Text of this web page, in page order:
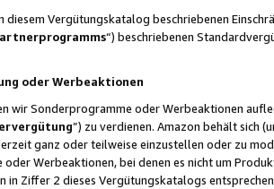
diesem Vergütungskatalog beschriebenen
“) beschriebenen
oder Werbeaktionen
wir Sonderprogramme oder Werbeaktionen
”) zu verdienen. Amazon behält sich
ganz oder teilweise einzustellen oder zu
Werbeaktionen, bei denen es nicht um
in Ziffer 2 dieses Vergütungskatalogs